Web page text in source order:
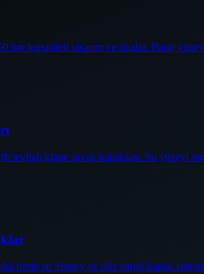
ton kapasiteli tasarım ve imalat. Baraj
levhalı klape savak kapakları. Su yüzeyi
derin su Stoney ve düz sürgü kapak